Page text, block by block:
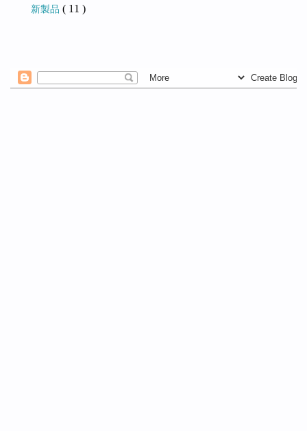
新製品 ( 11 )